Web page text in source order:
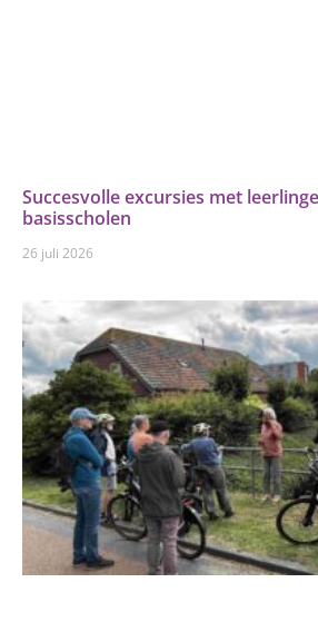
Succesvolle excursies met
basisscholen
26 juli 2026